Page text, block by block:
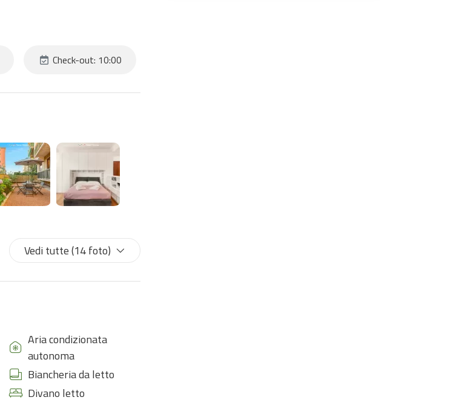
Check-out: 10:00
Vedi tutte (14 foto)
Aria condizionata
autonoma
Biancheria da letto
Divano letto